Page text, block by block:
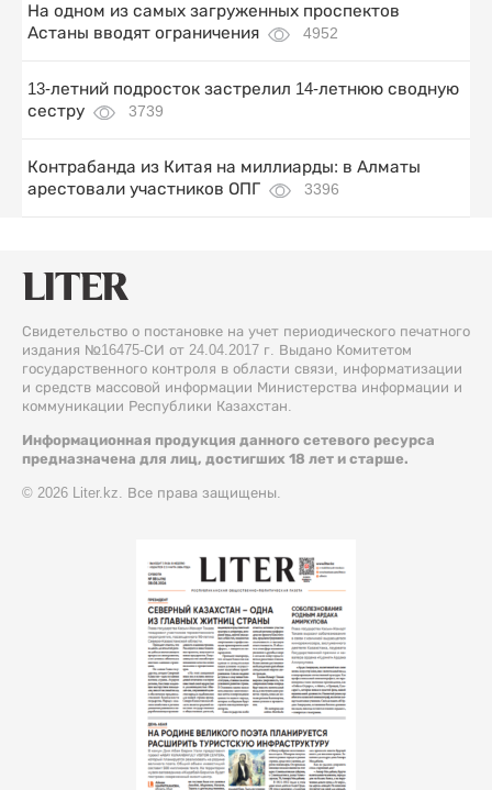
На одном из самых загруженных проспектов
Астаны вводят ограничения
4952
13-летний подросток застрелил 14-летнюю сводную
сестру
3739
Контрабанда из Китая на миллиарды: в Алматы
арестовали участников ОПГ
3396
Свидетельство о постановке на учет периодического печатного
издания №16475-СИ от 24.04.2017 г. Выдано Комитетом
государственного контроля в области связи, информатизации
и средств массовой информации Министерства информации и
коммуникации Республики Казахстан.
Информационная продукция данного сетевого ресурса
предназначена для лиц, достигших 18 лет и старше.
© 2026 Liter.kz. Все права защищены.